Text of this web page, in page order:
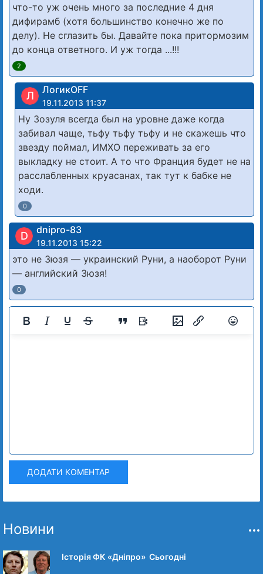
что-то уж очень много за последние 4 дня
дифирамб (хотя большинство конечно же по
делу). Не сглазить бы. Давайте пока притормозим
до конца ответного. И уж тогда ...!!!
2
Л ЛогикOFF
19.11.2013 11:37
Ну Зозуля всегда был на уровне даже когда
забивал чаще, тьфу тьфу тьфу и не скажешь что
звезду поймал, ИМХО переживать за его
выкладку не стоит. А то что Франция будет не на
расслабленных круасанах, так тут к бабке не
ходи.
0
D dnipro-83
19.11.2013 15:22
это не Зюзя — украинский Руни, а наоборот Руни
— английский Зюзя!
0
ДОДАТИ КОМЕНТАР
Новини
Історія ФК «Дніпро» Сьогодні